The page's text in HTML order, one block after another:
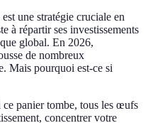
est une stratégie cruciale en
à répartir ses investissements
global. En 2026,
de nombreux
Mais pourquoi est-ce si
panier tombe, tous les œufs
concentrer votre